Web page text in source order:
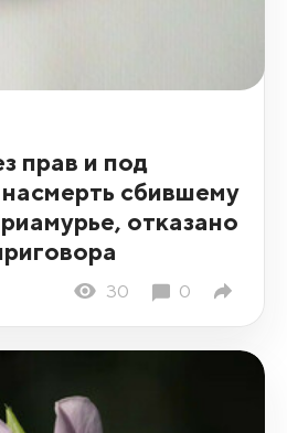
прав и под
сбившему
отказано
30 0